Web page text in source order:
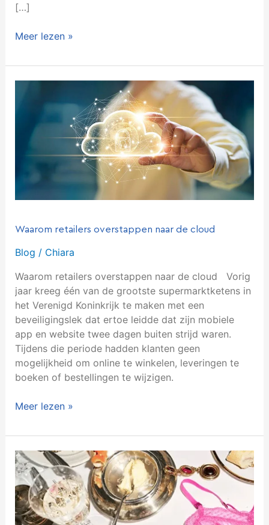
[…]
Meer lezen »
Waarom retailers overstappen naar de cloud
Blog / Chiara
Waarom retailers overstappen naar de cloud Vorig
jaar kreeg één van de grootste supermarktketens in
het Verenigd Koninkrijk te maken met een
beveiligingslek dat ertoe leidde dat zijn mobiele
app en website twee dagen buiten strijd waren.
Tijdens die periode hadden klanten geen
mogelijkheid om online te winkelen, leveringen te
boeken of bestellingen te wijzigen.
retailers
overstappen
naar
cloud
Meer lezen »
TCOG
voorziet
Love
Stories
van